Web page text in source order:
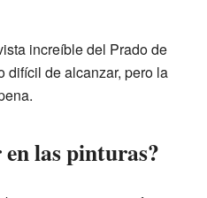
increíble del Prado de
difícil de alcanzar, pero la
en las pinturas?